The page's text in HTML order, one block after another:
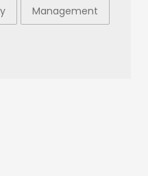
Management